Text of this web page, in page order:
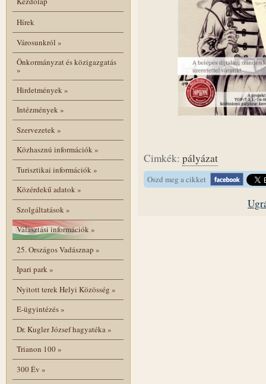
Hírek
Városunkról »
Önkormányzat és közigazgatás
»
Hirdetmények»
Intézmények»
Szervezetek»
Közhasznú információk»
Turisztikai információk»
Közérdekű adatok»
Szolgáltatások»
Választási információk»
25. Országos Vadásznap »
Ipari park»
Nyitott terek Helyi Közösség »
E-ügyintézés»
Dr. Kugler József hagyatéka»
Trianon 100»
300 Év »
Cimkék: pályázat
Oszd meg a cikket